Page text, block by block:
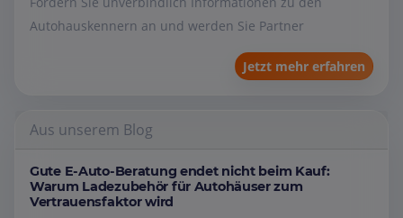
Autohauskennern an und werden Sie Partner
Jetzt mehr erfahren
Aus unserem Blog
Gute E-Auto-Beratung endet nicht beim Kauf:
Warum Ladezubehör für Autohäuser zum
Vertrauensfaktor wird